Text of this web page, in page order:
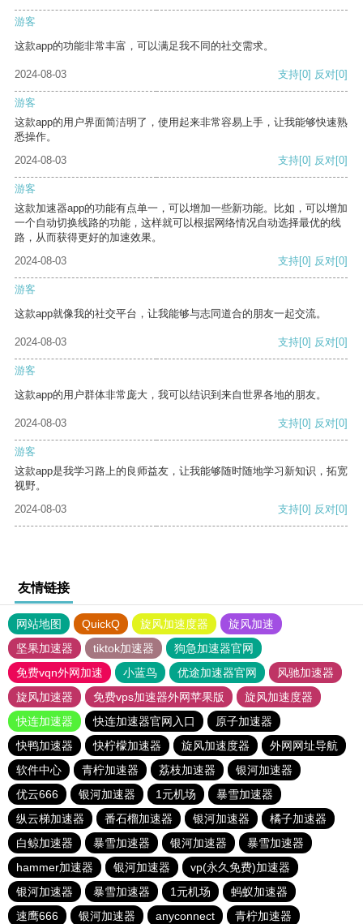
游客
这款app的功能非常丰富，可以满足我不同的社交需求。
2024-08-03 支持[0] 反对[0]
游客
这款app的用户界面简洁明了，使用起来非常容易上手，让我能够快速熟
悉操作。
2024-08-03
支持[0] 反对[0]
游客
这款加速器app的功能有点单一，可以增加一些新功能。比如，可以增加
一个自动切换线路的功能，这样就可以根据网络情况自动选择最优的线
路，从而获得更好的加速效果。
2024-08-03
支持[0] 反对[0]
游客
这款app就像我的社交平台，让我能够与志同道合的朋友一起交流。
2024-08-03 支持[0] 反对[0]
游客
这款app的用户群体非常庞大，我可以结识到来自世界各地的朋友。
2024-08-03 支持[0] 反对[0]
游客
这款app是我学习路上的良师益友，让我能够随时随地学习新知识，拓宽
视野。
2024-08-03
支持[0] 反对[0]
友情链接
网站地图 QuickQ 旋风加速度器
旋风加速
坚果加速器
tiktok加速器
狗急加速器官网
免费vqn外网加速
小蓝鸟 优途加速器官网
风驰加速器
旋风加速器
免费vps加速器外网苹果版
旋风加速度器
快连加速器
快连加速器官网入口
原子加速器
快鸭加速器
快柠檬加速器 旋风加速度器
外网网址导航
软件中心
青柠加速器 荔枝加速器
银河加速器
优云666
银河加速器 1元机场
暴雪加速器
纵云梯加速器
番石榴加速器 银河加速器
橘子加速器
白鲸加速器
暴雪加速器 银河加速器
暴雪加速器
hammer加速器
银河加速器
vp(永久免费)加速器
银河加速器
暴雪加速器 1元机场
蚂蚁加速器
速鹰666
银河加速器 anyconnect 青柠加速器